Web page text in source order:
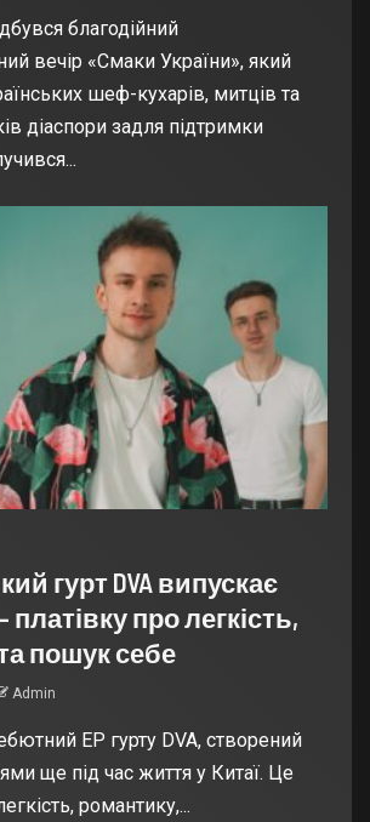
благодійний
вечір «Смаки України», який
шеф-кухарів, митців та
діаспори задля підтримки
гурт DVA випускає
платівку про легкість,
пошук себе
Admin
EP гурту DVA, створений
ще під час життя у Китаї. Це
романтику,...